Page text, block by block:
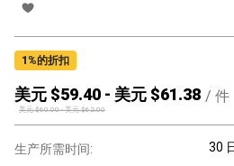
1 %的折扣
美元 $59.40 - 美元 $61.38 / 件
美元 $60.00-美元 $62.00
生产所需时间: 30